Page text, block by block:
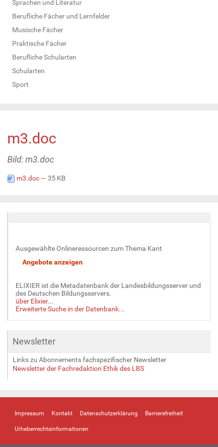
Sprachen und Literatur
Berufliche Fächer und Lernfelder
Musische Fächer
Praktische Fächer
Berufliche Schularten
Schularten
Sport
m3.doc
Bild: m3.doc
m3.doc— 35 KB
Ausgewählte Onlineressourcen zum Thema Kant
ELIXIER ist die Metadatenbank der Landesbildungsserver und
des Deutschen Bildungsservers.
über Elixier...
Erweiterte Suche in der Datenbank...
Newsletter
Links zu Abonnements fachspezifischer Newsletter
Newsletter der Fachredaktion Ethik des LBS
Impressum Kontakt Datenschutzerklärung Barrierefreiheit
Urheberrechtsinformationen